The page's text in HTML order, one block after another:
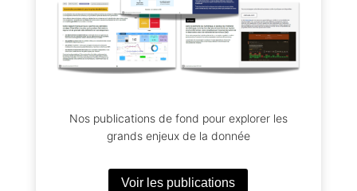
Nos publications de fond pour explorer les
grands enjeux de la donnée
Voir les publications